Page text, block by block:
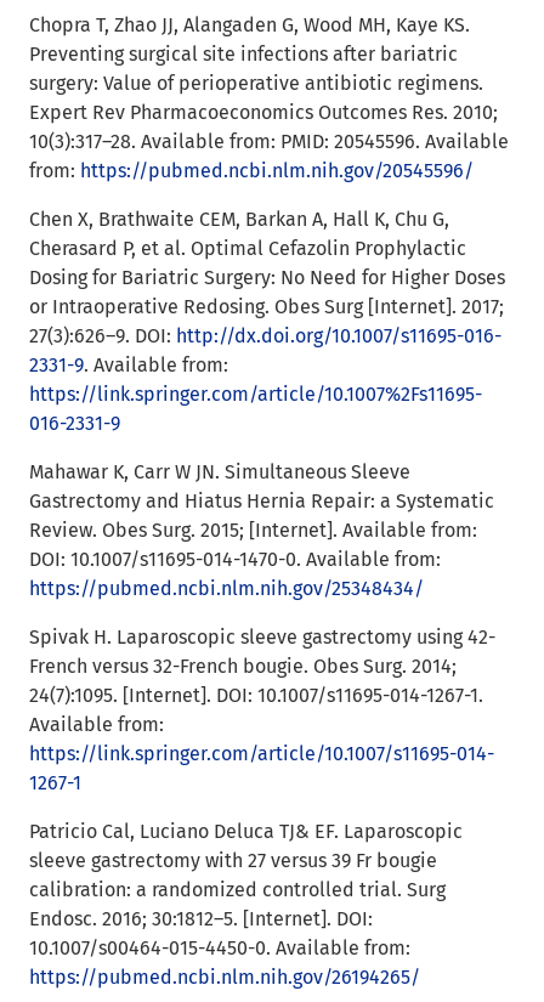
Chopra T, Zhao JJ, Alangaden G, Wood MH, Kaye KS.
Preventing surgical site infections after bariatric
surgery: Value of perioperative antibiotic regimens.
Expert Rev Pharmacoeconomics Outcomes Res. 2010;
10(3):317–28. Available from: PMID: 20545596. Available
from: https://pubmed.ncbi.nlm.nih.gov/20545596/
Chen X, Brathwaite CEM, Barkan A, Hall K, Chu G,
Cherasard P, et al. Optimal Cefazolin Prophylactic
Dosing for Bariatric Surgery: No Need for Higher Doses
or Intraoperative Redosing. Obes Surg [Internet]. 2017;
27(3):626–9. DOI: http://dx.doi.org/10.1007/s11695-016-
2331-9. Available from:
https://link.springer.com/article/10.1007%2Fs11695-
016-2331-9
Mahawar K, Carr W JN. Simultaneous Sleeve
Gastrectomy and Hiatus Hernia Repair: a Systematic
Review. Obes Surg. 2015; [Internet]. Available from:
DOI: 10.1007/s11695-014-1470-0. Available from:
https://pubmed.ncbi.nlm.nih.gov/25348434/
Spivak H. Laparoscopic sleeve gastrectomy using 42-
French versus 32-French bougie. Obes Surg. 2014;
24(7):1095. [Internet]. DOI: 10.1007/s11695-014-1267-1.
Available from:
https://link.springer.com/article/10.1007/s11695-014-
1267-1
Patricio Cal, Luciano Deluca TJ& EF. Laparoscopic
sleeve gastrectomy with 27 versus 39 Fr bougie
calibration: a randomized controlled trial. Surg
Endosc. 2016; 30:1812–5. [Internet]. DOI:
10.1007/s00464-015-4450-0. Available from:
https://pubmed.ncbi.nlm.nih.gov/26194265/